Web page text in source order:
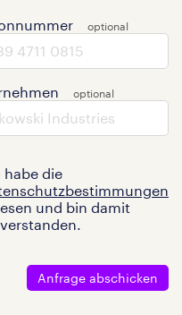
habe die
und bin damit
Anfrage abschicken